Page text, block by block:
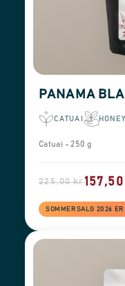
PANAMA
CATUAI
Catuai - 250 g
225,00 kr
SOMMERSALG 2026